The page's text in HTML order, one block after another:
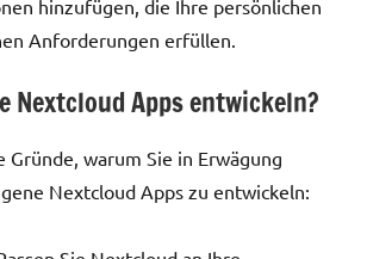
hinzufügen, die Ihre persönlichen
Anforderungen erfüllen.
Nextcloud Apps entwickeln?
Gründe, warum Sie in Erwägung
Nextcloud Apps zu entwickeln: